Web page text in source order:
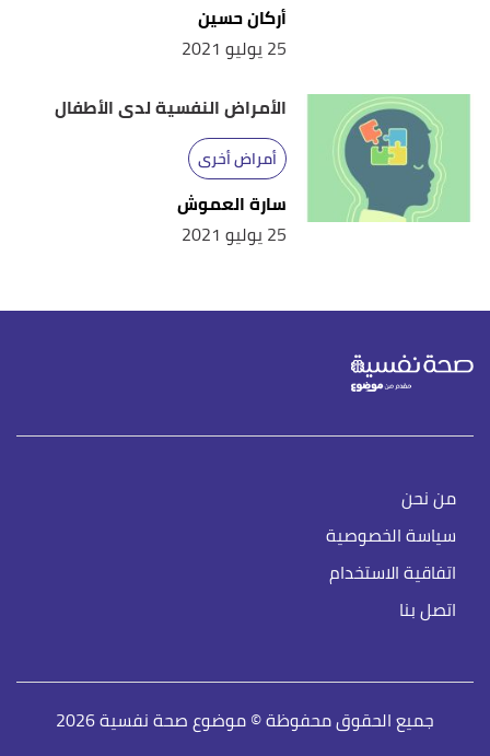
أركان حسين
25 يوليو 2021
الأمراض النفسية لدى الأطفال
أمراض أخرى
سارة العموش
25 يوليو 2021
من نحن
سياسة الخصوصية
اتفاقية الاستخدام
اتصل بنا
جميع الحقوق محفوظة © موضوع صحة نفسية 2026